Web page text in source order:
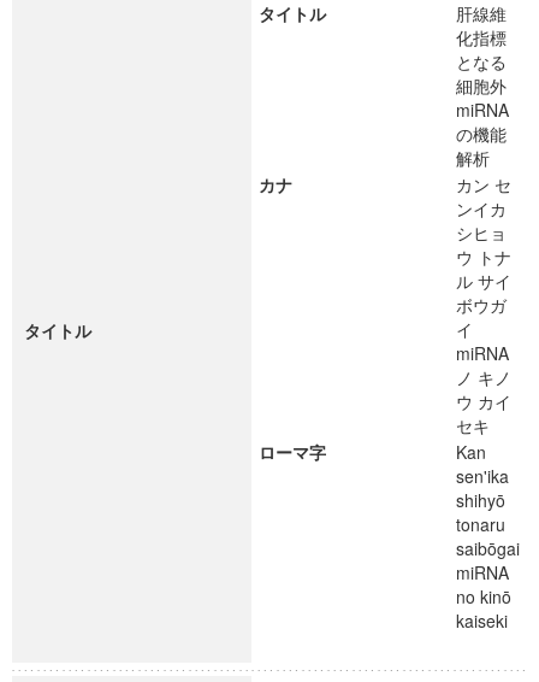
タイトル
タイトル
肝線維
化指標
となる
細胞外
miRNA
の機能
解析
カナ
カン セ
ンイカ
シヒョ
ウ トナ
ル サイ
ボウガ
イ
miRNA
ノ キノ
ウ カイ
セキ
ローマ字
Kan
sen'ika
shihyō
tonaru
saibōgai
miRNA
no kinō
kaiseki